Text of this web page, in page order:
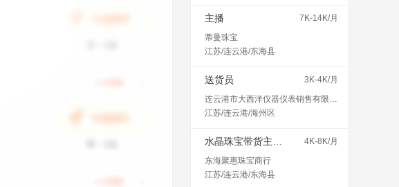
主播
7K-14K/月
蒂曼珠宝
江苏/连云港/东海县
送货员
3K-4K/月
连云港市大西洋仪器仪表销售有限公司
江苏/连云港/海州区
4K-8K/月
东海聚惠珠宝商行
江苏/连云港/东海县